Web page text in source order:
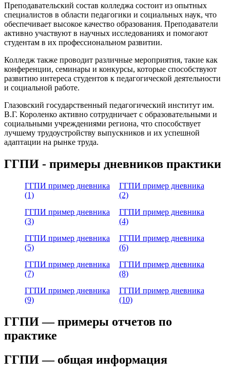
Преподавательский состав колледжа состоит из опытных
специалистов в области педагогики и социальных наук, что
обеспечивает высокое качество образования. Преподаватели
активно участвуют в научных исследованиях и помогают
студентам в их профессиональном развитии.
Колледж также проводит различные мероприятия, такие как
конференции, семинары и конкурсы, которые способствуют
развитию интереса студентов к педагогической деятельности
и социальной работе.
Глазовский государственный педагогический институт им.
В.Г. Короленко активно сотрудничает с образовательными и
социальными учреждениями региона, что способствует
лучшему трудоустройству выпускников и их успешной
адаптации на рынке труда.
ГГПИ - примеры дневников практики
ГГПИ пример дневника
(1)
ГГПИ пример дневника
(2)
ГГПИ пример дневника
(3)
ГГПИ пример дневника
(4)
ГГПИ пример дневника
(5)
ГГПИ пример дневника
(6)
ГГПИ пример дневника
(7)
ГГПИ пример дневника
(8)
ГГПИ пример дневника
(9)
ГГПИ пример дневника
(10)
ГГПИ — примеры отчетов по
практике
ГГПИ — общая информация